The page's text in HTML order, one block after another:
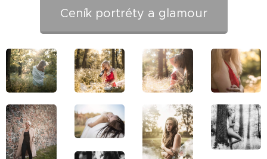
Ceník portréty a glamour